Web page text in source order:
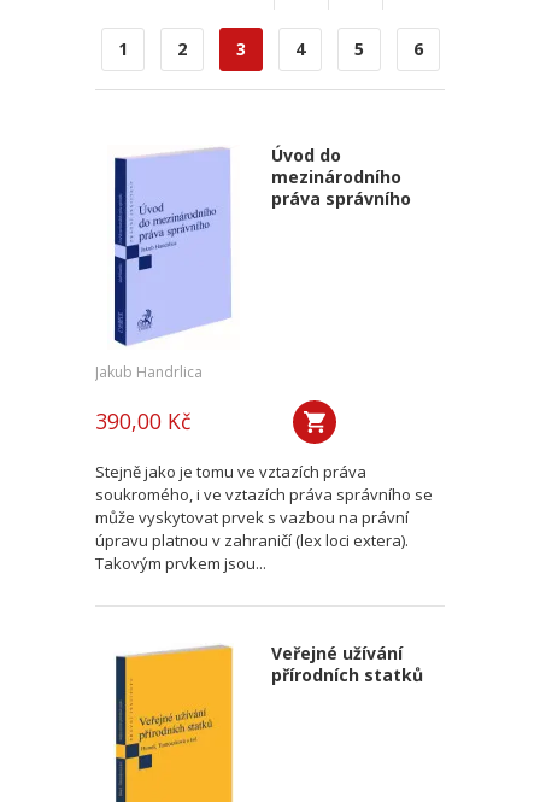
1 2 3 4 5 6
Úvod do
mezinárodního
práva správního
Jakub Handrlica
390,00 Kč
Stejně jako je tomu ve vztazích práva
soukromého, i ve vztazích práva správního se
může vyskytovat prvek s vazbou na právní
úpravu platnou v zahraničí (lex loci extera).
Takovým prvkem jsou...
Veřejné užívání
přírodních statků